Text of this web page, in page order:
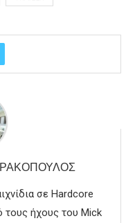
σε Hardcore
τους ήχους του Mick